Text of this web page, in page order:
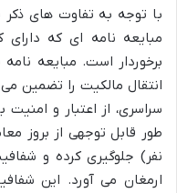
با توجه به تفاوت های ذکر
مبایعه نامه ای که
برخوردار است. مبایعه
انتقال مالکیت را تضمین
سراسری، از اعتبار و امنیت
طور قابل توجهی از بروز
نفر) جلوگیری کرده و
ارمغان می آورد. این